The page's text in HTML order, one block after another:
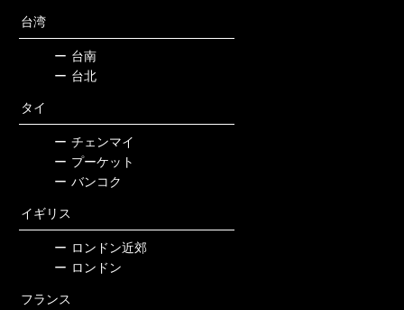
台湾
ー 台南
ー 台北
タイ
ー チェンマイ
ー プーケット
ー バンコク
イギリス
ー ロンドン近郊
ー ロンドン
フランス